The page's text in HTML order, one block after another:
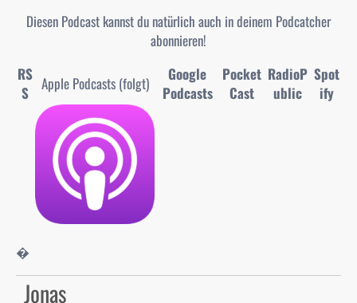
Diesen Podcast kannst du natürlich auch in deinem Podcatcher
abonnieren!
RS
S
Apple Podcasts (folgt)
Google
Podcasts
Pocket
Cast
RadioP
ublic
Spot
ify
�
Jonas